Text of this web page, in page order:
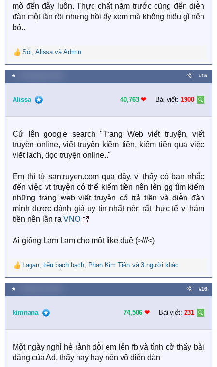
mò đến đây luôn. Thực chất năm trước cũng đến diễn
đàn một lần rồi nhưng hồi ấy xem mà không hiểu gì nên
bỏ..
R
e
a
c
i
n
:
Sói Alissa và Admin
★ #15
Alissa 40,763 ❤︎ Bài viết: 1900
Cứ lên google search "Trang Web viết truyện, viết
truyện online, viết truyện kiếm tiền, kiếm tiền qua việc
viết lách, đọc truyện online.."
Em thì từ santruyen.com qua đây, vì thấy có bạn nhắc
đến việc vt truyện có thể kiếm tiền nên lên gg tìm kiếm
những trang web viết truyện có trả tiền và diễn đàn
mình được đánh giá uy tín nhất nên rất thực tế vì hám
tiền nên lần ra VNO
Ai giống Lam Lam cho một like đuê (>///<)
R
e
a
c
i
n
:
Lagan tiểu bạch bạch Phan Kim Tiên và 3 người khác
★ #16
kimnana 74,506 ❤︎ Bài viết: 231
Một ngày nghỉ hè rảnh dỗi em lên fb và tình cờ thấy bài
đăng của Ad, thấy hay hay nên vô diễn đàn